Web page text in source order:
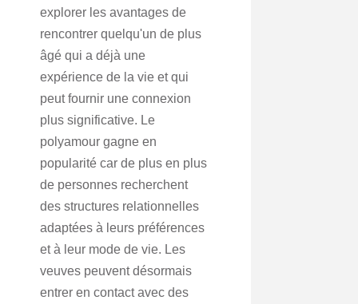
explorer les avantages de
rencontrer quelqu'un de plus
âgé qui a déjà une
expérience de la vie et qui
peut fournir une connexion
plus significative. Le
polyamour gagne en
popularité car de plus en plus
de personnes recherchent
des structures relationnelles
adaptées à leurs préférences
et à leur mode de vie. Les
veuves peuvent désormais
entrer en contact avec des